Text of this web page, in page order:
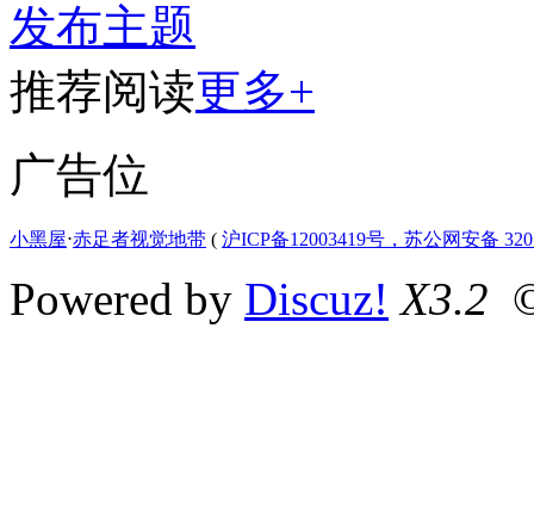
发布主题
推荐阅读更多+
广告位
小黑屋⋅赤足者视觉地带 ( 沪ICP备12003419号，苏公网安备
Powered by Discuz! X3.2